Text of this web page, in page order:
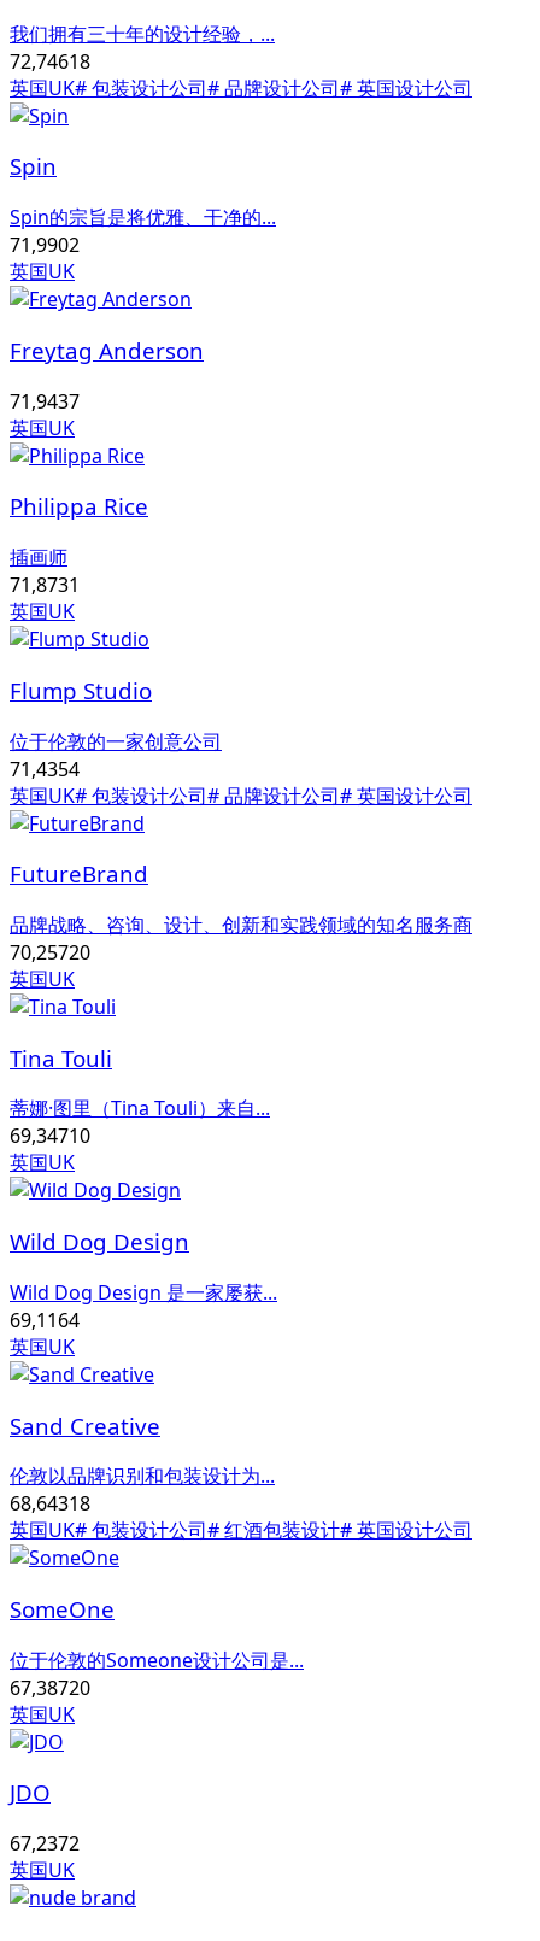
我们拥有三十年的设计经验，...
72,74618
英国UK# 包装设计公司# 品牌设计公司# 英国设计公司
Spin
Spin的宗旨是将优雅、干净的...
71,9902
英国UK
Freytag Anderson
71,9437
英国UK
Philippa Rice
插画师
71,8731
英国UK
Flump Studio
位于伦敦的一家创意公司
71,4354
英国UK# 包装设计公司# 品牌设计公司# 英国设计公司
FutureBrand
品牌战略、咨询、设计、创新和实践领域的知名服务商
70,25720
英国UK
Tina Touli
蒂娜·图里（Tina Touli）来自...
69,34710
英国UK
Wild Dog Design
Wild Dog Design 是一家屡获...
69,1164
英国UK
Sand Creative
伦敦以品牌识别和包装设计为...
68,64318
英国UK# 包装设计公司# 红酒包装设计# 英国设计公司
SomeOne
位于伦敦的Someone设计公司是...
67,38720
英国UK
JDO
67,2372
英国UK